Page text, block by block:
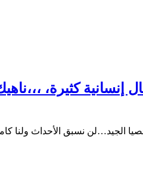
كثيرة،